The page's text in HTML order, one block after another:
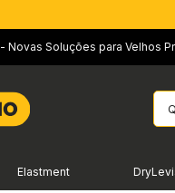
- Novas Soluções para Velhos
Elastment